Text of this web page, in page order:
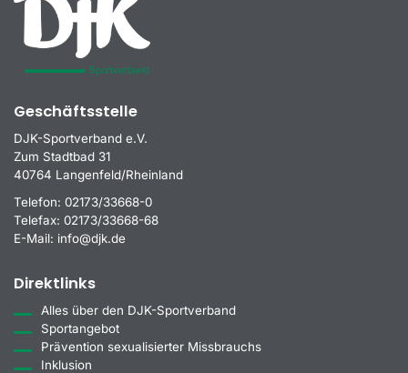
Geschäftsstelle
DJK-Sportverband e.V.
Zum Stadtbad 31
40764 Langenfeld/Rheinland
Telefon: 02173/33668-0
Telefax: 02173/33668-68
E-Mail: info@djk.de
Direktlinks
Alles über den DJK-Sportverband
Sportangebot
Prävention sexualisierter Missbrauchs
Inklusion